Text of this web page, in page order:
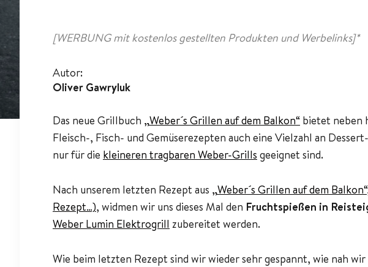
[WERBUNG mit kostenlos gestellten Produkten und Werbelinks]*
Autor:
Oliver Gawryluk
Das neue Grillbuch „Weber´s Grillen auf dem Balkon“ bietet neben
Fleisch-, Fisch- und Gemüserezepten auch eine Vielzahl an
nur für die kleineren tragbaren Weber-Grills geeignet sind.
Nach unserem letzten Rezept aus „Weber´s Grillen auf dem Balkon“
Rezept…), widmen wir uns dieses Mal den Fruchtspießen in
Weber Lumin Elektrogrill zubereitet werden.
Wie beim letzten Rezept sind wir wieder sehr gespannt, wie nah